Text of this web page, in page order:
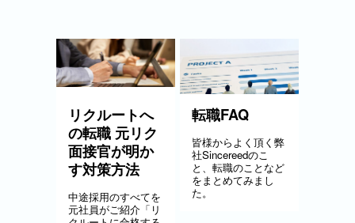
リクルートへ
の転職 元リク
面接官が明か
す対策方法
中途採用のすべてを
元社員がご紹介「リ
転職FAQ
皆様からよく頂く弊
社Sincereedのこ
と、転職のことなど
をまとめてみまし
た。